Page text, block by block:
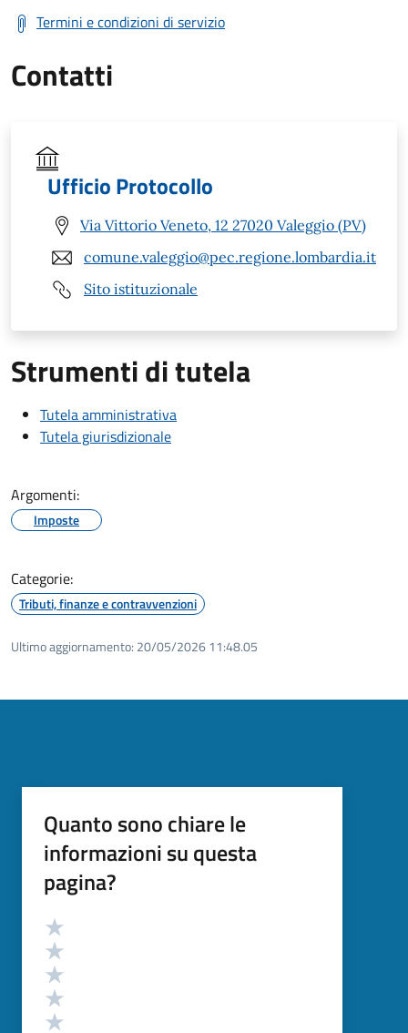
Termini e condizioni di servizio
Contatti
Ufficio Protocollo
Via Vittorio Veneto, 12 27020 Valeggio (PV)
comune.valeggio@pec.regione.lombardia.it
Sito istituzionale
Strumenti di tutela
Tutela amministrativa
Tutela giurisdizionale
Argomenti:
Imposte
Categorie:
Tributi, finanze e contravvenzioni
Ultimo aggiornamento: 20/05/2026 11:48.05
Quanto sono chiare le
informazioni su questa
pagina?
Valutazione